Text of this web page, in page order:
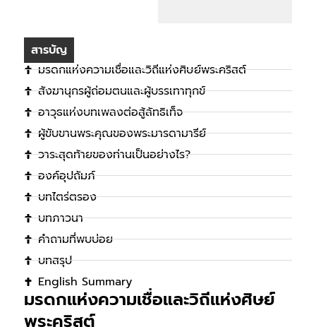
สารบัญ
มรดกแห่งความเชื่อและวิถีแห่งศิษย์พระคริสต์
สังฆานุกรผู้ถ่อมตนและผู้บรรเทาทุกข์
อาวุธแห่งบทเพลงต่อสู้ลัทธิเท็จ
ผู้ขับขานพระคุณของพระมารดามารีย์
วาระสุดท้ายของท่านเป็นอย่างไร?
องค์อุปถัมภ์
บทไตร่ตรอง
บทภาวนา
คำถามที่พบบ่อย
บทสรุป
English Summary
มรดกแห่งความเชื่อและวิถีแห่งศิษย์
พระคริสต์